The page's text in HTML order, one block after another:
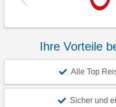
Ihre Vorteile
Alle Top
Sicher und